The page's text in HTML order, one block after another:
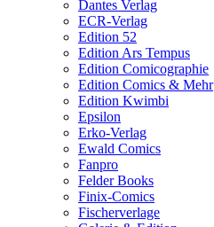
Dantes Verlag
ECR-Verlag
Edition 52
Edition Ars Tempus
Edition Comicographie
Edition Comics & Mehr
Edition Kwimbi
Epsilon
Erko-Verlag
Ewald Comics
Fanpro
Felder Books
Finix-Comics
Fischerverlage